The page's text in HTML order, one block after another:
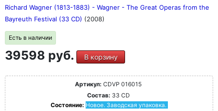
Richard Wagner (1813-1883) - Wagner - The Great Operas from the
Bayreuth Festival (33 CD) (2008)
Есть в наличии
39598 руб. В корзину
Артикул: CDVP 016015
Состав: 33 CD
Состояние: Новое. Заводская упаковка.